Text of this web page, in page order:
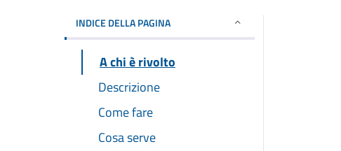
INDICE DELLA PAGINA
A chi è rivolto
Descrizione
Come fare
Cosa serve